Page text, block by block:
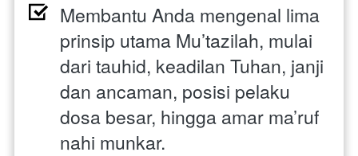
Membantu Anda mengenal lima
prinsip utama Mu’tazilah, mulai
dari tauhid, keadilan Tuhan, janji
dan ancaman, posisi pelaku
dosa besar, hingga amar ma’ruf
nahi munkar.